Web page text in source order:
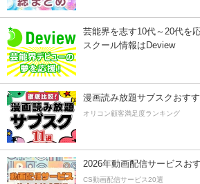
芸能界を志す10代～20代を
スクール情報はDeview
漫画読み放題サブスクおす
オリコン顧客満足度ランキング
2026年動画配信サービスお
CS動画配信サービス20選